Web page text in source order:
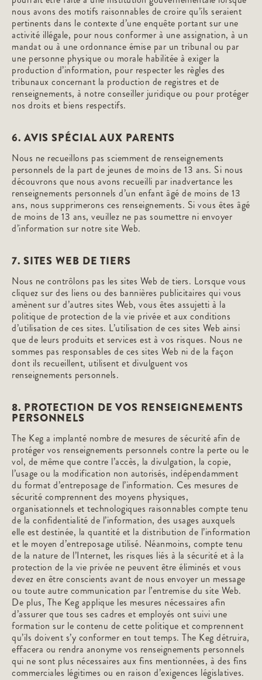
nous avons des motifs raisonnables de croire qu’ils seraient
pertinents dans le contexte d’une enquête portant sur une
activité illégale, pour nous conformer à une assignation, à un
mandat ou à une ordonnance émise par un tribunal ou par
une personne physique ou morale habilitée à exiger la
production d’information, pour respecter les règles des
tribunaux concernant la production de registres et de
renseignements, à notre conseiller juridique ou pour protéger
nos droits et biens respectifs.
6. AVIS SPÉCIAL AUX PARENTS
Nous ne recueillons pas sciemment de renseignements
personnels de la part de jeunes de moins de 13 ans. Si nous
découvrons que nous avons recueilli par inadvertance les
renseignements personnels d’un enfant âgé de moins de 13
ans, nous supprimerons ces renseignements. Si vous êtes âgé
de moins de 13 ans, veuillez ne pas soumettre ni envoyer
d’information sur notre site Web.
7. SITES WEB DE TIERS
Nous ne contrôlons pas les sites Web de tiers. Lorsque vous
cliquez sur des liens ou des bannières publicitaires qui vous
amènent sur d’autres sites Web, vous êtes assujetti à la
politique de protection de la vie privée et aux conditions
d’utilisation de ces sites. L’utilisation de ces sites Web ainsi
que de leurs produits et services est à vos risques. Nous ne
sommes pas responsables de ces sites Web ni de la façon
dont ils recueillent, utilisent et divulguent vos
renseignements personnels.
8. PROTECTION DE VOS RENSEIGNEMENTS
PERSONNELS
The Keg a implanté nombre de mesures de sécurité afin de
protéger vos renseignements personnels contre la perte ou le
vol, de même que contre l’accès, la divulgation, la copie,
l’usage ou la modification non autorisés, indépendamment
du format d’entreposage de l’information. Ces mesures de
sécurité comprennent des moyens physiques,
organisationnels et technologiques raisonnables compte tenu
de la confidentialité de l’information, des usages auxquels
elle est destinée, la quantité et la distribution de l’information
et le moyen d’entreposage utilisé. Néanmoins, compte tenu
de la nature de l’Internet, les risques liés à la sécurité et à la
protection de la vie privée ne peuvent être éliminés et vous
devez en être conscients avant de nous envoyer un message
ou toute autre communication par l’entremise du site Web.
De plus, The Keg applique les mesures nécessaires afin
d’assurer que tous ses cadres et employés ont suivi une
formation sur le contenu de cette politique et comprennent
qu’ils doivent s’y conformer en tout temps. The Keg détruira,
effacera ou rendra anonyme vos renseignements personnels
qui ne sont plus nécessaires aux fins mentionnées, à des fins
commerciales légitimes ou en raison d’exigences législatives.